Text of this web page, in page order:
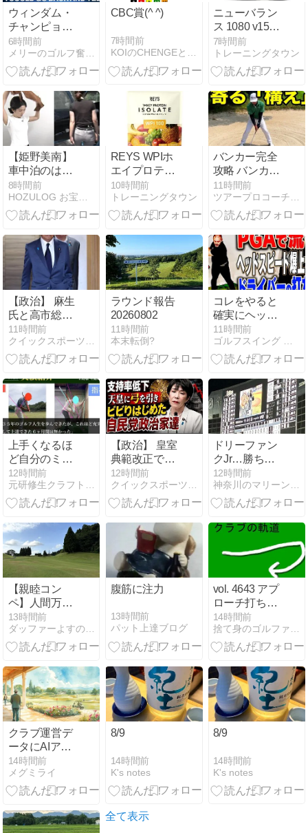
ウィンダム・
チャンピョン
シップ3日目
6時間前
CBC賞(^ ^)
7時間前
KOIのCHENGEとCHALLENGEはCOOL!
ニューバラン
ス 1080 v15
W10809DL 快
適ランニング
シューズ
7時間前
トレーニングタウン
【姫野美南】
車中泊のはず
がピタパンが
エグすぎるｗ
ｗ仰向け＆土
で視聴率爆上
がり中！【動
画あり】
8時間前
HOZULOG お宝〇像と気になるニュース
REYS WPIホ
エイプロテイ
ンアイソレー
トを客観レビ
ュー
10時間前
トレーニングタウン
バンカー完全
攻略 バンカー
の打ち方３選
(^^)/
11時間前
ツアープロコーチ玉谷康高のゴルフ上達ブログ
【政治】 麻生
氏と高市総理
の失敗 愛子天
皇人気を読み
間違え
11時間前
クイックスポーツNEWS
ラウンド報告
20260802
11時間前
本末転倒?
コレをやると
確実にヘッド
スピードが速
くなってドラ
イバーが飛
践する”あるプ
ログラム”をご
紹介！
【UUUM
GOLF】
11時間前
ゴルフスイング 動画レッスン
上手くなるほ
ど自分のミス
は見えなくな
る
12時間前
元研修生クラフトマンのゴルフ日記
【政治】 皇室
典範改正で自
民党選挙に負
ける！
12時間前
クイックスポーツNEWS
ドリーファン
クJr…勝ちま
したぁ〜(^ ^)
12時間前
神奈川のマリーンズ好き
【親睦コン
ペ】人間万事
塞翁が馬？ト
リッキーなコ
ースに結果は
ベルセルバカ
ントリークラ
ブ 市原コース
（その１）
13時間前
ダッファーよすの死ぬまでゴルフ
腹筋に注力
13時間前
パット上達ブログ
vol. 4643 アプ
ローチ打ち方
の基本
14時間前
捨て身のゴルファー、rockin’
クラブ運営デ
ータにAIアシ
スタント登
場、会員サー
ビスはどう変
14時間前
メグミライ
8/9
14時間前
K's notes
8/9
14時間前
K's notes
全て表示